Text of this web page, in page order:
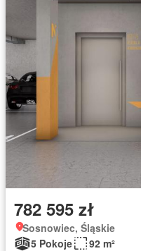
782 595 zł
Sosnowiec, Śląskie
5 Pokoje
92 m²